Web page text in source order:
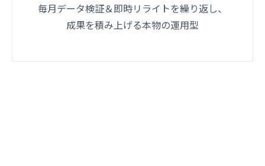
毎月データ検証＆即時リライトを繰り返し、
成果を積み上げる本物の運用型